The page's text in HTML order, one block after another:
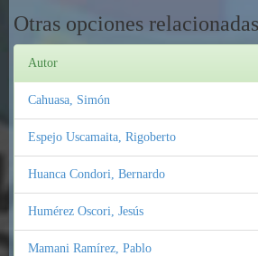
Otras opciones relacionadas
Autor
Cahuasa, Simón
Espejo Uscamaita, Rigoberto
Huanca Condori, Bernardo
Humérez Oscori, Jesús
Mamani Ramírez, Pablo